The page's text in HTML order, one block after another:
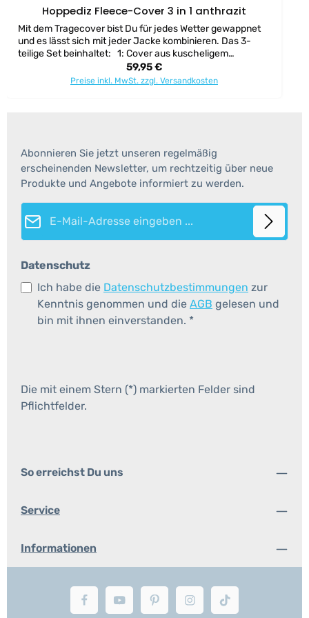
Hoppediz Fleece-Cover 3 in 1 anthrazit
Mit dem Tragecover bist Du für jedes Wetter gewappnet
und es lässt sich mit jeder Jacke kombinieren. Das 3-
teilige Set beinhaltet: 1: Cover aus kuscheligem
Polarfleece. 2: Regen-Cover mit gefütterter Tasche. 3:
Beides zusammen mit Druckknöpfen aneinander
Fleece, Regencover, Handstulpen und ein Schalkragen
aus farblich passendem Fleece. Ersetzt keine Tragehilfe
und kein Tragetuch, ist aber die perfekte Kombination
dazu! Material: Fleece-Cover: Weicher Polarfleece, 100
% Polyester, schadstoffgeprüft, atmungsaktiv, Anti-
Pilling-Ausrüstung Regen-Cover: Nylon, winddicht und
wasserabweisend Pflege: Regen-Cover: nur im
Schonwaschgang, kein Weichspüler, nicht Schleudern.
Beide Cover: waschbar bis 40° C
Regulärer Preis:
59,95 €
Preise inkl. MwSt. zzgl. Versandkosten
Abonnieren Sie jetzt unseren regelmäßig
erscheinenden Newsletter, um rechtzeitig über neue
Produkte und Angebote informiert zu werden.
E-Mail-Adresse*
Datenschutz
Ich habe die Datenschutzbestimmungen zur
Kenntnis genommen und die AGB gelesen und
bin mit ihnen einverstanden. *
Die mit einem Stern (*) markierten Felder sind
Pflichtfelder.
So erreichst Du uns
Service
Informationen